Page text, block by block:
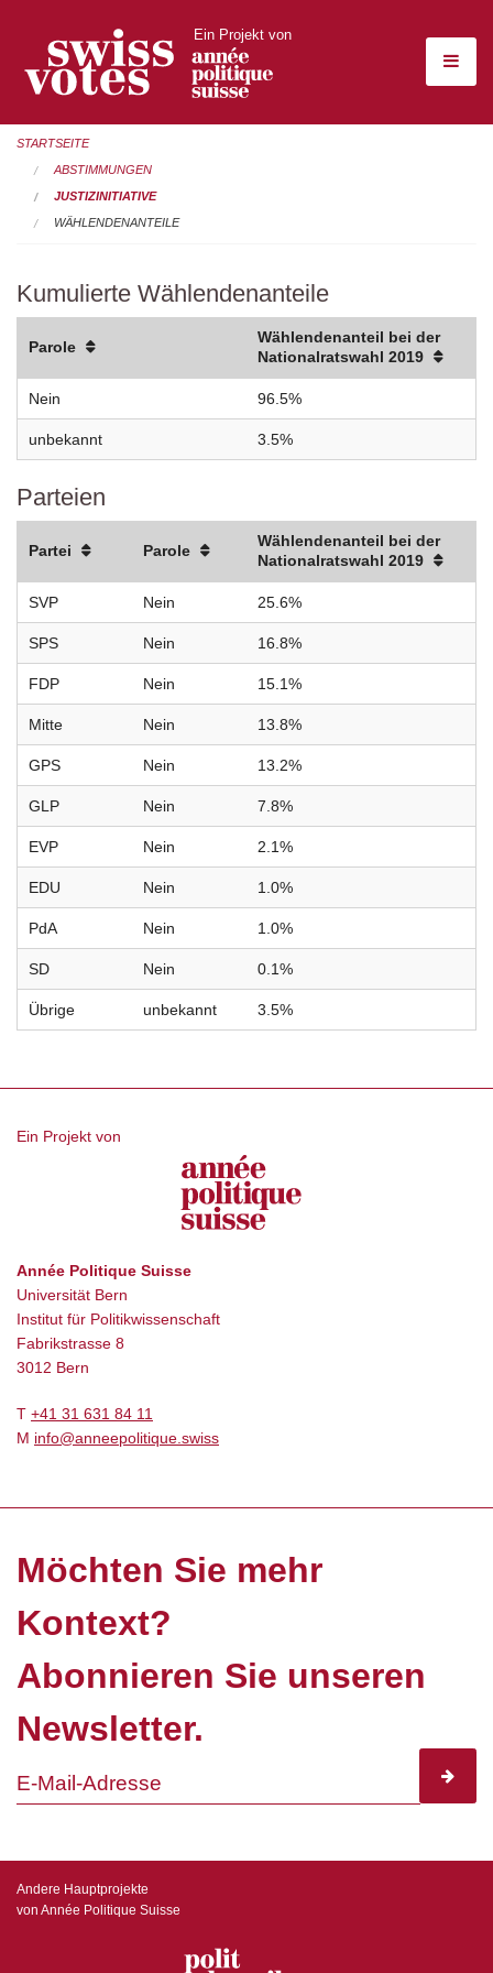
Ein Projekt von
STARTSEITE
ABSTIMMUNGEN
JUSTIZINITIATIVE
WÄHLENDENANTEILE
Kumulierte Wählendenanteile
Parole
Wählendenanteil bei der
Nationalratswahl 2019
Nein 96.5%
unbekannt 3.5%
Parteien
Partei Parole
Wählendenanteil bei der
Nationalratswahl 2019
SVP Nein 25.6%
SPS Nein 16.8%
FDP Nein 15.1%
Mitte Nein 13.8%
GPS Nein 13.2%
GLP Nein 7.8%
EVP Nein 2.1%
EDU Nein 1.0%
PdA Nein 1.0%
SD Nein 0.1%
Übrige unbekannt 3.5%
Ein Projekt von
Année Politique Suisse
Universität Bern
Institut für Politikwissenschaft
Fabrikstrasse 8
3012 Bern
T +41 31 631 84 11
M info@anneepolitique.swiss
Möchten Sie mehr
Kontext?
Abonnieren Sie unseren
Newsletter.
Andere Hauptprojekte
von Année Politique Suisse